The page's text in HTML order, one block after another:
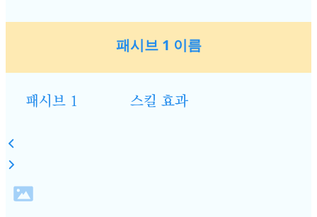
패시브 1 이름
패시브 1 스킬 효과